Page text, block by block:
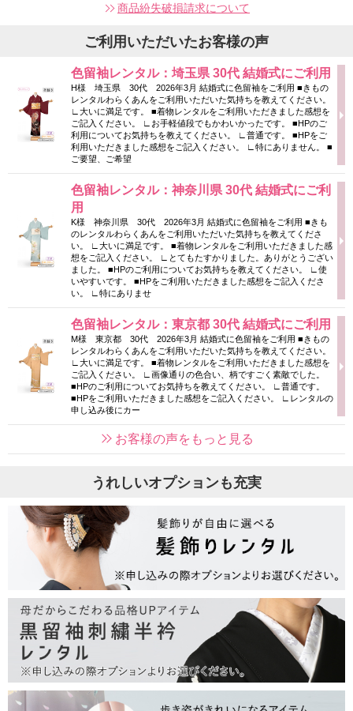
商品紛失破損請求について
ご利用いただいたお客様の声
色留袖レンタル：埼玉県 30代 結婚式にご利用
H様 埼玉県 30代 2026年3月 結婚式に色留袖をご利用 ■きもの
レンタルわらくあんをご利用いただいた気持ちを教えてください。
∟大いに満足です。 ■着物レンタルをご利用いただきました感想を
ご記入ください。 ∟お手軽値段でもかわいかったです。 ■HPのご
利用についてお気持ちを教えてください。 ∟普通です。 ■HPをご
利用いただきました感想をご記入ください。 ∟特にありません。 ■
ご要望、ご希望
色留袖レンタル：神奈川県 30代 結婚式にご利
用
K様 神奈川県 30代 2026年3月 結婚式に色留袖をご利用 ■きも
のレンタルわらくあんをご利用いただいた気持ちを教えてくださ
い。 ∟大いに満足です。 ■着物レンタルをご利用いただきました感
想をご記入ください。 ∟とてもたすかりました。ありがとうござい
ました。 ■HPのご利用についてお気持ちを教えてください。 ∟使
いやすいです。 ■HPをご利用いただきました感想をご記入くださ
い。 ∟特にありませ
色留袖レンタル：東京都 30代 結婚式にご利用
M様 東京都 30代 2026年3月 結婚式に色留袖をご利用 ■きもの
レンタルわらくあんをご利用いただいた気持ちを教えてください。
∟大いに満足です。 ■着物レンタルをご利用いただきました感想を
ご記入ください。 ∟画像通りの色合い、柄ですごく素敵でした。
■HPのご利用についてお気持ちを教えてください。 ∟普通です。
■HPをご利用いただきました感想をご記入ください。 ∟レンタルの
申し込み後にカー
お客様の声をもっと見る
うれしいオプションも充実